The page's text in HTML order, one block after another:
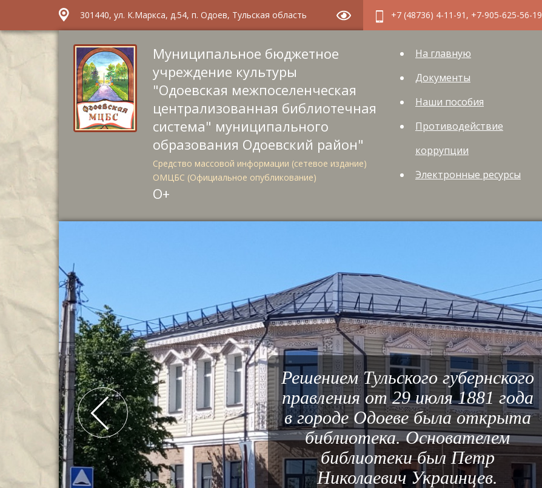
301440, ул. К.Маркса, д.54, п. Одоев, Тульская область +7 (48736) 4-11-91, +7-905-625-56-19
Муниципальное бюджетное
учреждение культуры
"Одоевская межпоселенческая
централизованная библиотечная
система" муниципального
образования Одоевский район"
Средство массовой информации (сетевое издание)
ОМЦБС (Официальное опубликование)
О+
На главную
Документы
Наши пособия
Противодействие
коррупции
Электронные ресурсы
Решением Тульского губернского
правления от 29 июля 1881 года
в городе Одоеве была открыта
библиотека. Основателем
библиотеки был Петр
Николаевич Украинцев.